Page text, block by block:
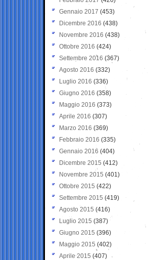
Gennaio 2017 (453)
Dicembre 2016 (438)
Novembre 2016 (438)
Ottobre 2016 (424)
Settembre 2016 (367)
Agosto 2016 (332)
Luglio 2016 (336)
Giugno 2016 (358)
Maggio 2016 (373)
Aprile 2016 (307)
Marzo 2016 (369)
Febbraio 2016 (335)
Gennaio 2016 (404)
Dicembre 2015 (412)
Novembre 2015 (401)
Ottobre 2015 (422)
Settembre 2015 (419)
Agosto 2015 (416)
Luglio 2015 (387)
Giugno 2015 (396)
Maggio 2015 (402)
Aprile 2015 (407)